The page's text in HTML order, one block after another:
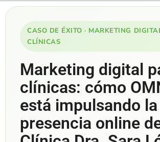
CASO DE ÉXITO · MARKETING
CLÍNICAS
Marketing digital
clínicas: cómo
está impulsando la
presencia online